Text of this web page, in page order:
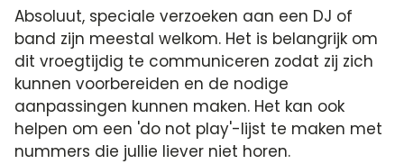
Absoluut, speciale verzoeken aan een DJ of
band zijn meestal welkom. Het is belangrijk om
dit vroegtijdig te communiceren zodat zij zich
kunnen voorbereiden en de nodige
aanpassingen kunnen maken. Het kan ook
helpen om een 'do not play'-lijst te maken met
nummers die jullie liever niet horen.